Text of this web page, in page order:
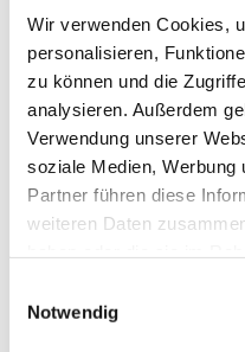
Wir verwenden Cookies,
personalisieren,
zu können und die
analysieren. Außerdem
Verwendung unserer
soziale Medien, Werbung
Partner führen diese
weiteren Daten
Notwendig
Mehr erfahren
Caritas
Hennigsdorf